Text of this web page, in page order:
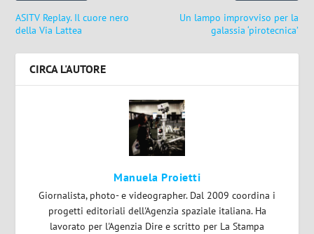
ASITV Replay. Il cuore nero
della Via Lattea
Un lampo improvviso per la
galassia ‘pirotecnica’
CIRCA L'AUTORE
Manuela Proietti
Giornalista, photo- e videographer. Dal 2009 coordina i
progetti editoriali dell'Agenzia spaziale italiana. Ha
lavorato per l'Agenzia Dire e scritto per La Stampa